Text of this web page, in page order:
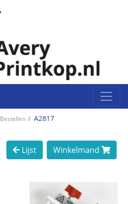
Bestellen A2817
Lijst Winkelmand